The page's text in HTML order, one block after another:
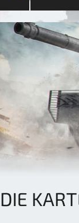
DIE